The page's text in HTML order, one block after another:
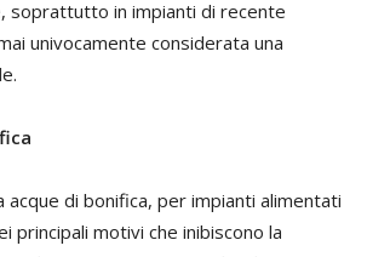
soprattutto in impianti di recente
univocamente considerata una
acque di bonifica, per impianti alimentati
principali motivi che inibiscono la